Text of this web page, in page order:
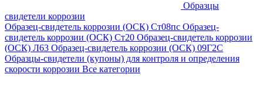
Образцы
свидетели коррозии
Образец-свидетель коррозии (ОСК) Ст08пс Образец-
свидетель коррозии (ОСК) Ст20 Образец-свидетель коррозии
(ОСК) Л63 Образец-свидетель коррозии (ОСК) 09Г2С
Образцы-свидетели (купоны) для контроля и определения
скорости коррозии Все категории